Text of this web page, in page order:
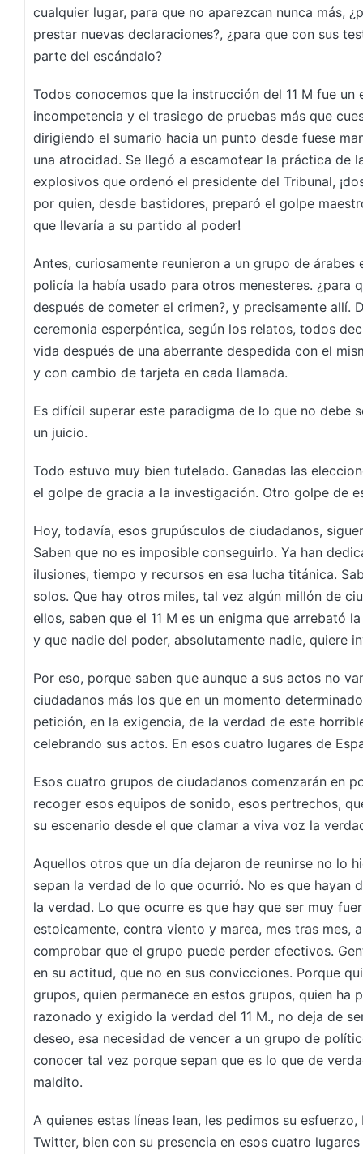
cualquier lugar, para que no aparezcan nunca más,
prestar nuevas declaraciones?, ¿para que con sus
parte del escándalo?
Todos conocemos que la instrucción del 11 M fue un
incompetencia y el trasiego de pruebas más que
dirigiendo el sumario hacia un punto desde fuese
una atrocidad. Se llegó a escamotear la práctica de
explosivos que ordenó el presidente del Tribunal,
por quien, desde bastidores, preparó el golpe
que llevaría a su partido al poder!
Antes, curiosamente reunieron a un grupo de árabes
policía la había usado para otros menesteres. ¿para
después de cometer el crimen?, y precisamente allí.
ceremonia esperpéntica, según los relatos, todos
vida después de una aberrante despedida con el
y con cambio de tarjeta en cada llamada.
Es difícil superar este paradigma de lo que no debe
un juicio.
Todo estuvo muy bien tutelado. Ganadas las
el golpe de gracia a la investigación. Otro golpe de
Hoy, todavía, esos grupúsculos de ciudadanos,
Saben que no es imposible conseguirlo. Ya han
ilusiones, tiempo y recursos en esa lucha titánica.
solos. Que hay otros miles, tal vez algún millón de
ellos, saben que el 11 M es un enigma que arrebató
y que nadie del poder, absolutamente nadie, quiere
Por eso, porque saben que aunque a sus actos no
ciudadanos más los que en un momento
petición, en la exigencia, de la verdad de este
celebrando sus actos. En esos cuatro lugares de
Esos cuatro grupos de ciudadanos comenzarán en
recoger esos equipos de sonido, esos pertrechos,
su escenario desde el que clamar a viva voz la
Aquellos otros que un día dejaron de reunirse no lo
sepan la verdad de lo que ocurrió. No es que hayan
la verdad. Lo que ocurre es que hay que ser muy
estoicamente, contra viento y marea, mes tras mes,
comprobar que el grupo puede perder efectivos.
en su actitud, que no en sus convicciones. Porque
grupos, quien permanece en estos grupos, quien ha
razonado y exigido la verdad del 11 M., no deja de
deseo, esa necesidad de vencer a un grupo de
conocer tal vez porque sepan que es lo que de
maldito.
A quienes estas líneas lean, les pedimos su
Twitter, bien con su presencia en esos cuatro